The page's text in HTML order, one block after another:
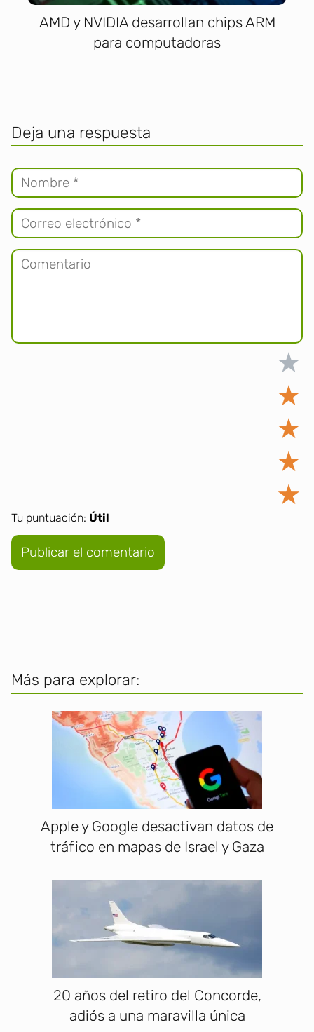
AMD y NVIDIA desarrollan chips ARM
para computadoras
Deja una respuesta
★
★
★
★
★
Tu puntuación: Útil
Más para explorar:
Apple y Google desactivan datos de
tráfico en mapas de Israel y Gaza
20 años del retiro del Concorde,
adiós a una maravilla única